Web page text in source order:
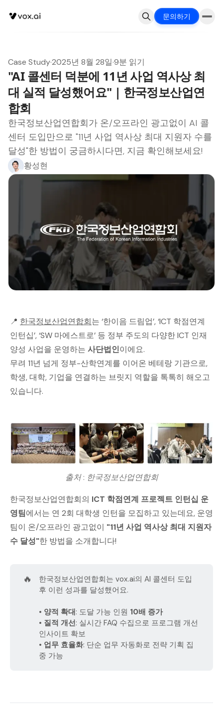
문의하기
Case Study·2025년 8월 28일·9분 읽기
"AI 콜센터 덕분에 11년 사업 역사상 최
대 실적 달성했어요" | 한국정보산업연
합회
한국정보산업연합회가 온/오프라인 광고없이 AI 콜
센터 도입만으로 "11년 사업 역사상 최대 지원자 수를
달성"한 방법이 궁금하시다면, 지금 확인해보세요!
황성현
📍 한국정보산업연합회는 ‘한이음 드림업’, ‘ICT 학점연계
인턴십’, ‘SW 마에스트로’ 등 정부 주도의 다양한 ICT 인재
양성 사업을 운영하는 사단법인이에요.
무려 11년 넘게 정부-산학연계를 이어온 베테랑 기관으로,
학생, 대학, 기업을 연결하는 브릿지 역할을 톡톡히 해오고
있습니다.
출처 : 한국정보산업연합회
한국정보산업연합회의 ICT 학점연계 프로젝트 인턴십 운
영팀에서는 연 2회 대학생 인턴을 모집하고 있는데요, 운영
팀이 온/오프라인 광고없이 "11년 사업 역사상 최대 지원자
수 달성"한 방법을 소개합니다!
🔥
한국정보산업연합회는 vox.ai의 AI 콜센터 도입
후 이런 성과를 달성했어요.
• 양적 확대 : 도달 가능 인원 10배 증가
• 질적 개선: 실시간 FAQ 수집으로 프로그램 개선
인사이트 확보
• 업무 효율화: 단순 업무 자동화로 전략 기획 집
중 가능